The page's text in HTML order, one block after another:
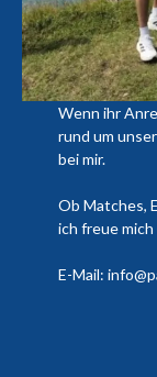
Wenn ihr
rund um
bei mir.
Ob Matches,
ich freue
E-Mail: